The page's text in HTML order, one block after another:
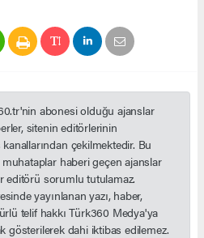
abonesi olduğu ajanslar
sitenin editörlerinin
çekilmektedir. Bu
haberi geçen ajanslar
editörü sorumlu tutulamaz.
yayınlanan yazı, haber,
telif hakkı Türk360 Medya'ya
gösterilerek dahi iktibas edilemez.